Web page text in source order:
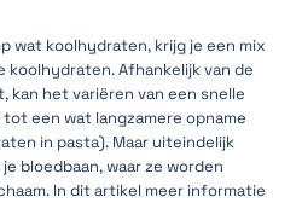
wat koolhydraten, krijg je een mix
koolhydraten. Afhankelijk van de
het variëren van een snelle
een wat langzamere opname
in pasta). Maar uiteindelijk
bloedbaan, waar ze worden
In dit artikel meer informatie